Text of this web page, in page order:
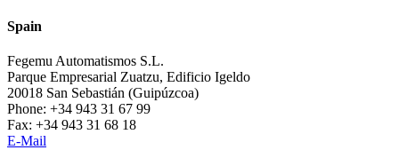
Spain
Fegemu Automatismos S.L.
Parque Empresarial Zuatzu, Edificio Igeldo
20018 San Sebastián (Guipúzcoa)
Phone: +34 943 31 67 99
Fax: +34 943 31 68 18
E-Mail